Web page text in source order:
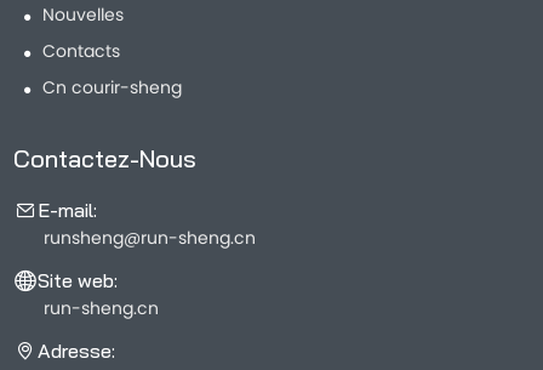
Nouvelles
Contacts
Cn courir-sheng
Contactez-Nous
E-mail:
runsheng@run-sheng.cn
Site web:
run-sheng.cn
Adresse: